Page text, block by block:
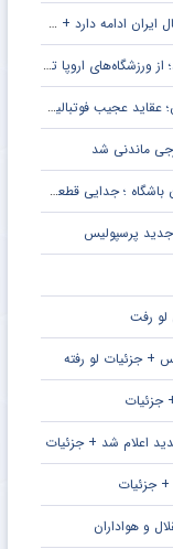
ادامه دارد + جزئیات
اروپا تا جام جهانی
عجیب فوتبالیست‌ها!
ماندنی شد
؛ جدایی قطعی است !
جدید پرسپولیس
لو رفت
+ جزئیات لو رفته
جزئیات
اعلام شد + جزئیات
جزئیات
و هواداران